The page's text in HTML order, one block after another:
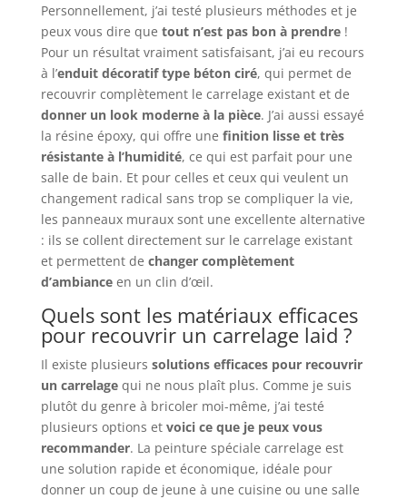
Personnellement, j’ai testé plusieurs méthodes et je
peux vous dire que tout n’est pas bon à prendre!
Pour un résultat vraiment satisfaisant, j’ai eu recours
à l’enduit décoratif type béton ciré, qui permet de
recouvrir complètement le carrelage existant et de
donner un look moderne à la pièce. J’ai aussi essayé
la résine époxy, qui offre une finition lisse et très
résistante à l’humidité, ce qui est parfait pour une
salle de bain. Et pour celles et ceux qui veulent un
changement radical sans trop se compliquer la vie,
les panneaux muraux sont une excellente alternative
: ils se collent directement sur le carrelage existant
et permettent de changer complètement
d’ambianceen un clin d’œil.
Quels sont les matériaux efficaces
pour recouvrir un carrelage laid ?
Il existe plusieurs solutions efficaces pour recouvrir
un carrelagequi ne nous plaît plus. Comme je suis
plutôt du genre à bricoler moi-même, j’ai testé
plusieurs options et voici ce que je peux vous
recommander. La peinture spéciale carrelage est
une solution rapide et économique, idéale pour
donner un coup de jeune à une cuisine ou une salle